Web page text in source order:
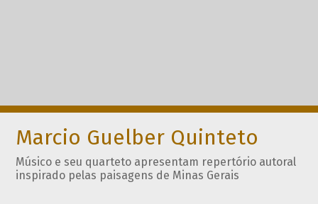
Marcio Guelber Quinteto
Músico e seu quarteto apresentam repertório autoral
inspirado pelas paisagens de Minas Gerais